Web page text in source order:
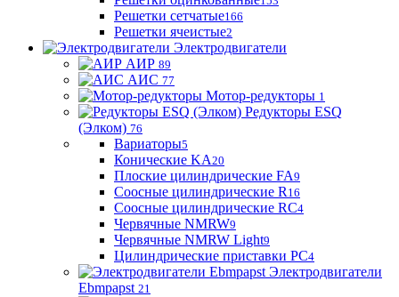
Решетки сетчатые166
Решетки ячеистые2
Электродвигатели
АИР 89
АИС 77
Мотор-редукторы 1
Редукторы ESQ
(Элком) 76
Вариаторы5
Конические KA20
Плоские цилиндрические FA9
Соосные цилиндрические R 16
Соосные цилиндрические RC4
Червячные NMRW9
Червячные NMRW Light9
Цилиндрические приставки PC4
Электродвигатели
Ebmpapst 21